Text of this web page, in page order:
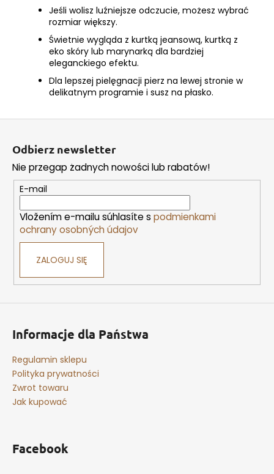
Jeśli wolisz luźniejsze odczucie, możesz wybrać
rozmiar większy.
Świetnie wygląda z kurtką jeansową, kurtką z
eko skóry lub marynarką dla bardziej
eleganckiego efektu.
Dla lepszej pielęgnacji pierz na lewej stronie w
delikatnym programie i susz na płasko.
Odbierz newsletter
Nie przegap żadnych nowości lub rabatów!
E-mail
Vložením e-mailu súhlasíte s podmienkami
ochrany osobných údajov
ZALOGUJ SIĘ
Informacje dla Państwa
Regulamin sklepu
Polityka prywatności
Zwrot towaru
Jak kupować
Facebook